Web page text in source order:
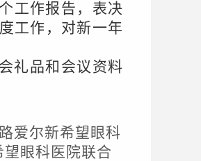
工作报告，表决
工作，对新一年
礼品和会议资料
爱尔新希望眼科
眼科医院联合